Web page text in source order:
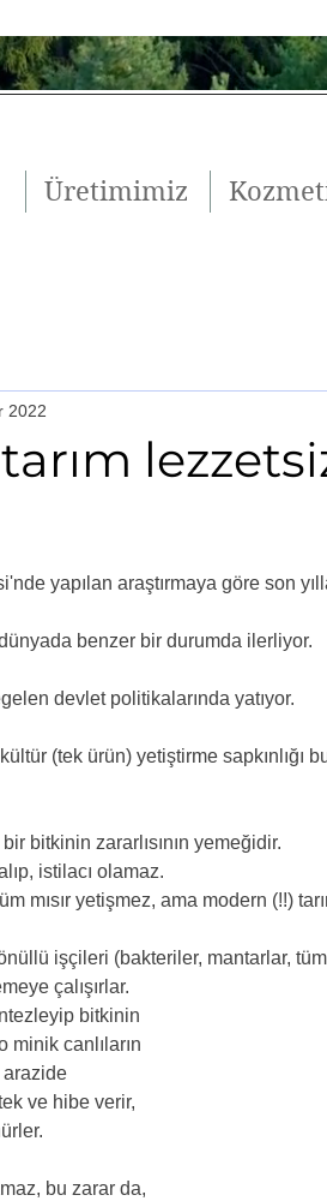
Üretimimiz
2022
yapılan araştırmaya göre son
benzer bir durumda ilerliyor.
devlet politikalarında yatıyor.
(tek ürün) yetiştirme sapkınlığı
bitkinin zararlısının yemeğidir.
istilacı olamaz.
mısır yetişmez, ama modern (!!)
işçileri (bakteriler, mantarlar,
çalışırlar.
bitkinin
canlıların
arazide
ve hibe verir,
bu zarar da,